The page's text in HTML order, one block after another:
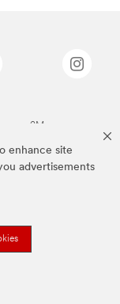
enhance site
advertisements
van 3M.we